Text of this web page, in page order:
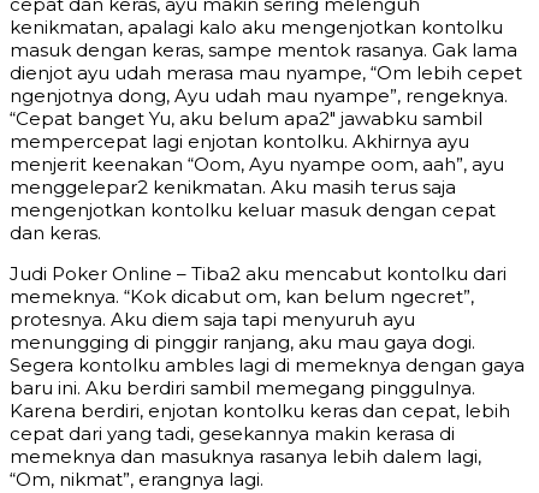
kenikmatan, apalagi kalo aku mengenjotkan kontolku
masuk dengan keras, sampe mentok rasanya. Gak lama
dienjot ayu udah merasa mau nyampe, “Om lebih cepet
ngenjotnya dong, Ayu udah mau nyampe”, rengeknya.
“Cepat banget Yu, aku belum apa2″ jawabku sambil
mempercepat lagi enjotan kontolku. Akhirnya ayu
menjerit keenakan “Oom, Ayu nyampe oom, aah”, ayu
menggelepar2 kenikmatan. Aku masih terus saja
mengenjotkan kontolku keluar masuk dengan cepat
dan keras.
Judi Poker Online – Tiba2 aku mencabut kontolku dari
memeknya. “Kok dicabut om, kan belum ngecret”,
protesnya. Aku diem saja tapi menyuruh ayu
menungging di pinggir ranjang, aku mau gaya dogi.
Segera kontolku ambles lagi di memeknya dengan gaya
baru ini. Aku berdiri sambil memegang pinggulnya.
Karena berdiri, enjotan kontolku keras dan cepat, lebih
cepat dari yang tadi, gesekannya makin kerasa di
memeknya dan masuknya rasanya lebih dalem lagi,
“Om, nikmat”, erangnya lagi.